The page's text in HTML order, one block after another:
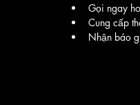
Gọi ngay
Cung cấp
Nhận báo